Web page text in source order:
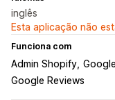
inglês
Esta aplicação não
Funciona com
Admin Shopify
Google Reviews